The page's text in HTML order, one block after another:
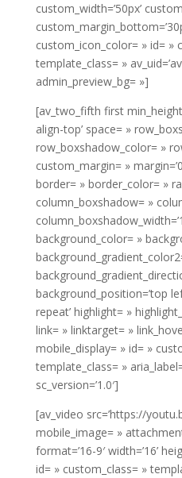
custom_width=’50px’
custom_icon_color= » id= »
template_class= »
admin_preview_bg= »]
[av_two_fifth first
align-top’ space= »
row_boxshadow_color= »
custom_margin= »
border= » border_color= »
column_boxshadow= »
background_color= »
background_position=’top
repeat’ highlight= »
link= » linktarget= »
mobile_display= » id= »
template_class= »
sc_version=’1.0′]
[av_video src=’https://
mobile_image= »
format=’16-9′ width=’16’
id= » custom_class= »